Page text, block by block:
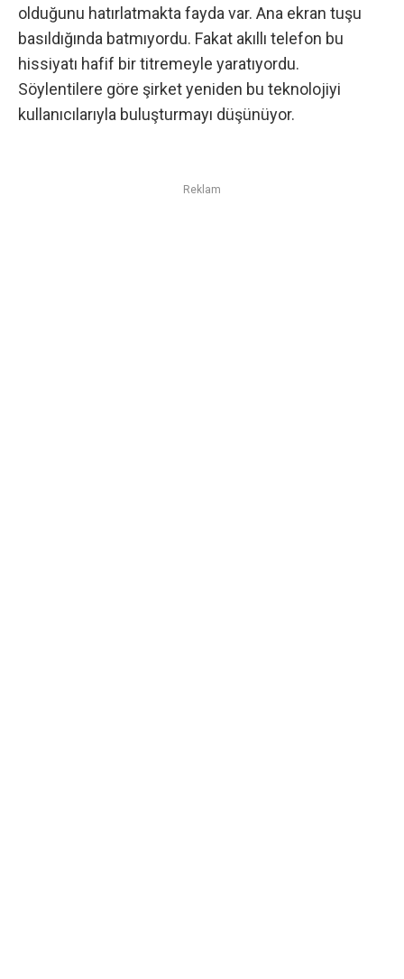
olduğunu hatırlatmakta fayda var. Ana ekran tuşu
basıldığında batmıyordu. Fakat akıllı telefon bu
hissiyatı hafif bir titremeyle yaratıyordu.
Söylentilere göre şirket yeniden bu teknolojiyi
kullanıcılarıyla buluşturmayı düşünüyor.
Reklam